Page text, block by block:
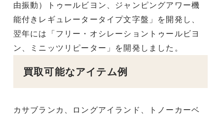
由振動）トゥールビヨン、ジャンピングアワー機
能付きレギュレータータイプ文字盤」を開発し、
翌年には「フリー・オシレーショントゥールビヨ
ン、ミニッツリピーター」を開発しました。
買取可能なアイテム例
カサブランカ、ロングアイランド、トノーカーベ